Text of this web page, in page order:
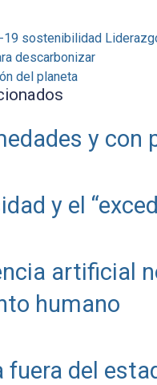
19 sostenibilidad
descarbonizar
del planeta
y con
y el
artificial
humano
fuera del